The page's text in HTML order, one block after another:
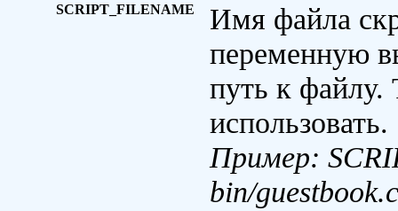
SCRIPT_FILENAME
Имя файла
переменную
путь к
использовать.
Пример:
bin/